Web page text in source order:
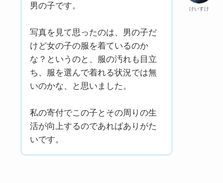
けいすけ
男の子です。
写真を見て思ったのは、男の子だ
けど女の子の服を着ているのか
な？というのと、服の汚れも目立
ち、服を選んで着れる状況では無
いのかな、と思いました。
私の寄付でこの子とその周りの生
活が向上するのであればありがた
いです。